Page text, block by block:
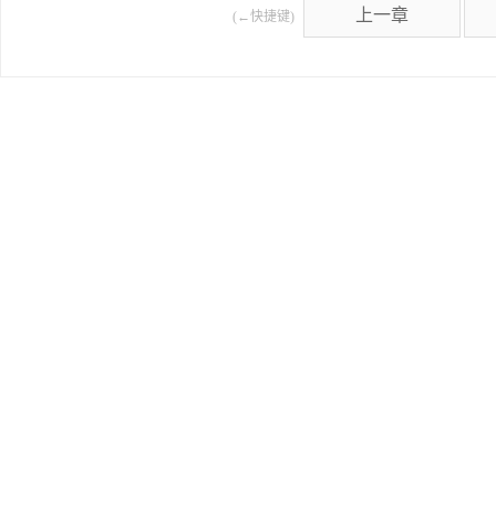
(←快捷键) 上一章